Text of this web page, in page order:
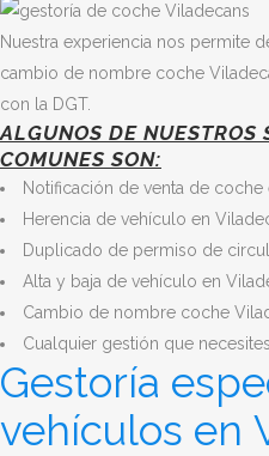
Nuestra experiencia nos permite
cambio de nombre coche
con la DGT.
ALGUNOS DE NUESTROS
COMUNES SON:
Notificación de venta de coche
Herencia de vehículo en
Duplicado de permiso de
Alta y baja de vehículo en
Cambio de nombre coche
Cualquier gestión que
Gestoría
vehículos en